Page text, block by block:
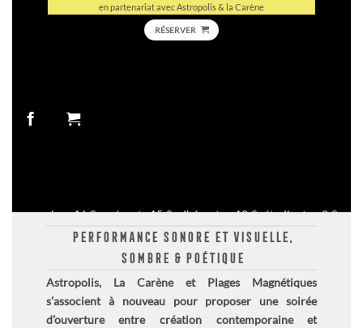
en partenariat avec Astropolis & la Carène
RÉSERVER
sur place 16 € . prévente 15 € adhérent.es 13 € . étudiant.es 9 €
PERFORMANCE SONORE ET VISUELLE,
SOMBRE & POÉTIQUE
Astropolis, La Carèneet Plages Magnétiques
s’associent à nouveau pour proposer une soirée
d’ouverture entre création contemporaine et